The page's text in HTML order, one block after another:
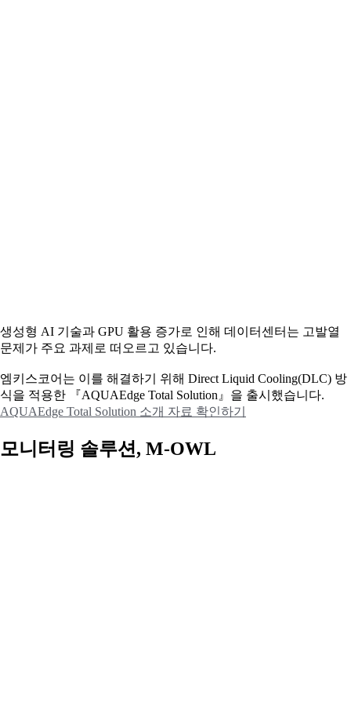
생성형 AI 기술과 GPU 활용 증가로 인해 데이터센터는 고발열
문제가 주요 과제로 떠오르고 있습니다.
엠키스코어는 이를 해결하기 위해 Direct Liquid Cooling(DLC) 방
식을 적용한 『AQUAEdge Total Solution』을 출시했습니다.
AQUAEdge Total Solution 소개 자료 확인하기
모니터링 솔루션, M-OWL